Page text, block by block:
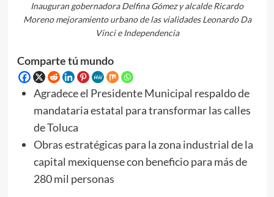
Inauguran gobernadora Delfina Gómez y alcalde Ricardo
Moreno mejoramiento urbano de las vialidades Leonardo Da
Vinci e Independencia
Comparte tú mundo
Agradece el Presidente Municipal respaldo de
mandataria estatal para transformar las calles
de Toluca
Obras estratégicas para la zona industrial de la
capital mexiquense con beneficio para más de
280 mil personas